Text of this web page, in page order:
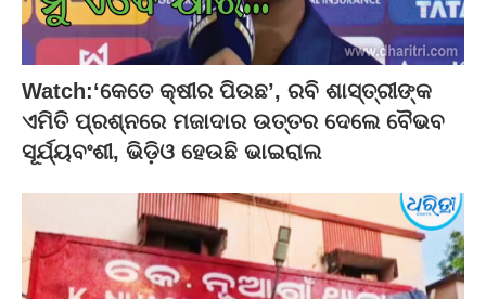
Watch:‘କେତେ କ୍ଷୀର ପିଉଛ’, ରବି ଶାସ୍ତ୍ରୀଙ୍କ
ଏମିତି ପ୍ରଶ୍ନରେ ମଜାଦାର ଉତ୍ତର ଦେଲେ ବୈଭବ
ସୂର୍ଯ୍ୟବଂଶୀ, ଭିଡ଼ିଓ ହେଉଛି ଭାଇରାଲ